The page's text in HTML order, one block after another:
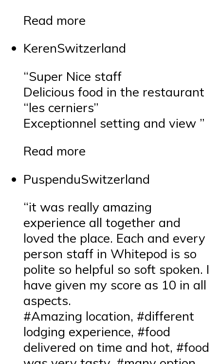
Read more
KerenSwitzerland
“Super Nice staff
Delicious food in the restaurant
“les cerniers”
Exceptionnel setting and view ”
Read more
PuspenduSwitzerland
“it was really amazing
experience all together and
loved the place. Each and every
person staff in Whitepod is so
polite so helpful so soft spoken. I
have given my score as 10 in all
aspects.
#Amazing location, #different
lodging experience, #food
delivered on time and hot, #food